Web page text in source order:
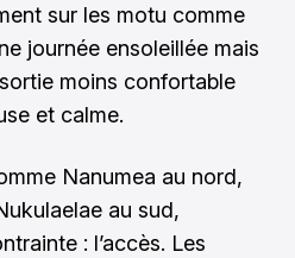
sur les motu comme
journée ensoleillée mais
moins confortable
et calme.
Nanumea au nord,
au sud,
: l’accès. Les